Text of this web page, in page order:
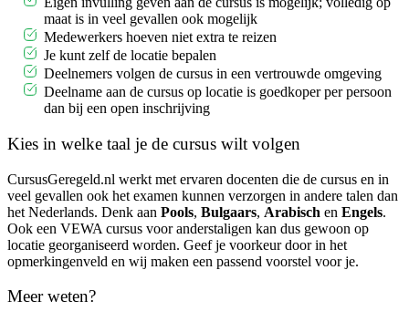
maat is in veel gevallen ook mogelijk
Medewerkers hoeven niet extra te reizen
Je kunt zelf de locatie bepalen
Deelnemers volgen de cursus in een vertrouwde omgeving
Deelname aan de cursus op locatie is goedkoper per persoon
dan bij een open inschrijving
Kies in welke taal je de cursus wilt volgen
CursusGeregeld.nl werkt met ervaren docenten die de cursus en in
veel gevallen ook het examen kunnen verzorgen in andere talen dan
het Nederlands. Denk aan Pools, Bulgaars, Arabisch en Engels.
Ook een VEWA cursus voor anderstaligen kan dus gewoon op
locatie georganiseerd worden. Geef je voorkeur door in het
opmerkingenveld en wij maken een passend voorstel voor je.
Meer weten?